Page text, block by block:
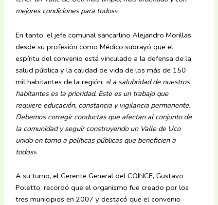
mejores condiciones para todos».
En tanto, el jefe comunal sancarlino Alejandro Morillas,
desde su profesión como Médico subrayó que el
espíritu del convenio está vinculado a la defensa de la
salud pública y la calidad de vida de los más de 150
mil habitantes de la región: «La salubridad de nuestros
habitantes es la prioridad. Este es un trabajo que
requiere educación, constancia y vigilancia permanente.
Debemos corregir conductas que afectan al conjunto de
la comunidad y seguir construyendo un Valle de Uco
unido en torno a políticas públicas que beneficien a
todos».
A su turno, el Gerente General del COINCE, Gustavo
Poletto, recordó que el organismo fue creado por los
tres municipios en 2007 y destacó que el convenio